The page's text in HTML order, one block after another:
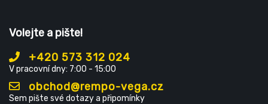
Volejte a pište!
+420 573 312 024
V pracovní dny: 7:00 - 15:00
obchod@rempo-vega.cz
Sem pište své dotazy a připomínky